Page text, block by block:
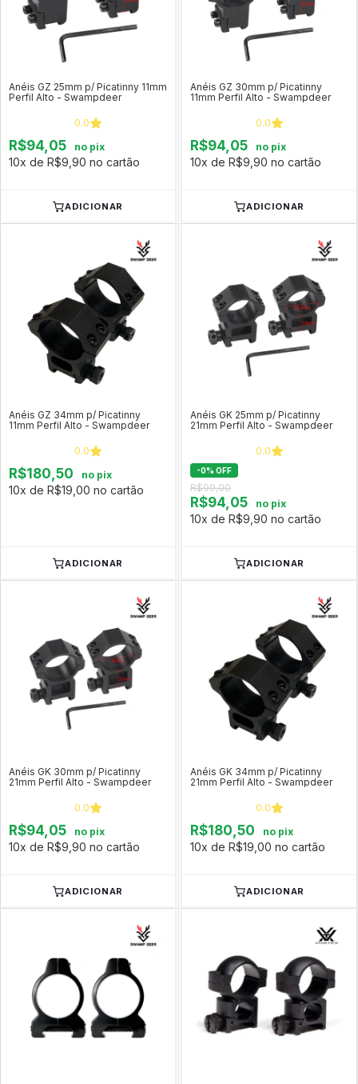
Anéis GZ 25mm p/ Picatinny 11mm
Perfil Alto - Swampdeer
0.0
R$94,05 no pix
10x de R$9,90 no cartão
ADICIONAR
Anéis GZ 30mm p/ Picatinny
11mm Perfil Alto - Swampdeer
0.0
R$94,05 no pix
10x de R$9,90 no cartão
ADICIONAR
Anéis GZ 34mm p/ Picatinny
11mm Perfil Alto - Swampdeer
0.0
R$180,50 no pix
10x de R$19,00 no cartão
ADICIONAR
Anéis GK 25mm p/ Picatinny
21mm Perfil Alto - Swampdeer
0.0
-0% OFF
R$99,00
R$94,05 no pix
10x de R$9,90 no cartão
ADICIONAR
Anéis GK 30mm p/ Picatinny
21mm Perfil Alto - Swampdeer
0.0
R$94,05 no pix
10x de R$9,90 no cartão
ADICIONAR
Anéis GK 34mm p/ Picatinny
21mm Perfil Alto - Swampdeer
0.0
R$180,50 no pix
10x de R$19,00 no cartão
ADICIONAR